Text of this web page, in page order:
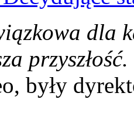
dla
przyszłość.
były